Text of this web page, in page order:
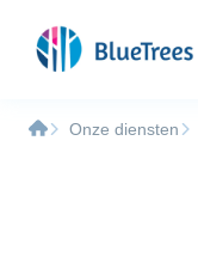
Onze diensten